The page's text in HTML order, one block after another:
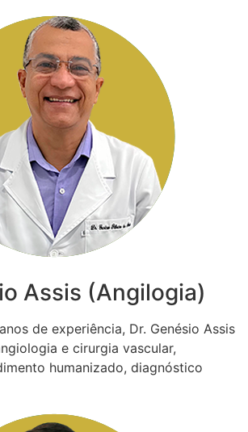
Assis (Angilogia)
de experiência, Dr. Genésio Assis
e cirurgia vascular,
humanizado, diagnóstico